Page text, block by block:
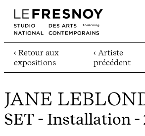
‹ Retour aux
expositions
‹ Artiste
précédent
JANE
SET - Installation -